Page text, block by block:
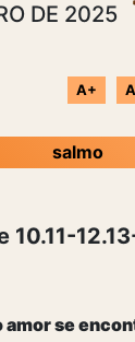
DE 2025
A+
salmo
10.11-
amor se